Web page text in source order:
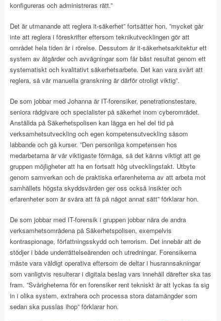
konfigureras och administreras rätt.”
Det är utmanande att reglera it-säkerhet” fortsätter hon, ”mycket går
inte att reglera i föreskrifter eftersom teknikutvecklingen gör att
området hela tiden är i rörelse. Dessutom är it-säkerhetsarkitektur ett
system av åtgärder och avvägningar som får bäst resultat genom ett
systematiskt och kvalitativt säkerhetsarbete. Det kan vara svårt att
reglera, så vår manuella granskning är därför otroligt viktig”.
De som jobbar med Johanna är IT-forensiker, penetrationstestare,
seniora rådgivare och specialister på säkerhet inom cyberområdet.
Anställda på Säkerhetspolisen kan lägga en hel del tid på
verksamhetsutveckling och egen kompetensutveckling såsom
labbande och gå kurser. ”Den personliga kompetensen hos
medarbetarna är vår viktigaste förmåga, så det känns viktigt att ge
gruppen möjligheter att ha en fortsatt hög utvecklingstakt. Utbyte
genom samverkan och de praktiska erfarenheterna av att arbeta mot
samhällets högsta skyddsvärden ger oss också insikter och
erfarenheter som är svåra att få på något annat sätt” förklarar hon.
De som jobbar med IT-forensik i gruppen jobbar nära de andra
verksamhetsområdena på Säkerhetspolisen, exempelvis
kontraspionage, författningsskydd och terrorism. Det innebär att de
stödjer i både underrättelseärenden och utredningar. Forensikerna
måste vara väldigt operativa eftersom de deltar i husrannsakningar
som vanligtvis resulterar i digitala beslag vars innehåll därefter ska tas
fram. ”Svårigheterna för en forensiker rent tekniskt är att lyckas ta sig
in i olika system, extrahera och processa stora datamängder som
sedan ska pusslas ihop” förklarar hon.